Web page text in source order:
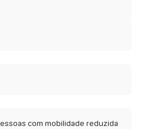
com mobilidade reduzida